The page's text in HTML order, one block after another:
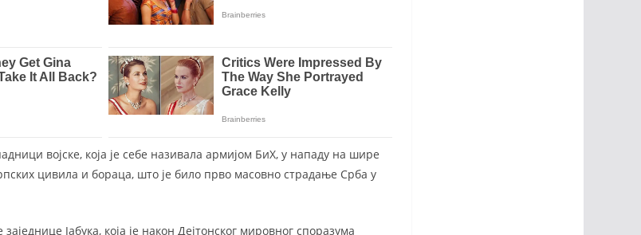
војске, која је себе називала армијом БиХ, у нападу на шире
цивила и бораца, што је било прво масовно страдање Срба у
Јабука, која је након Дејтонског мировног споразума